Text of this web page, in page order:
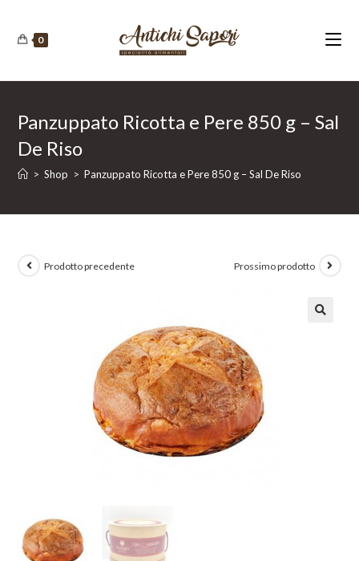
contenuto
0
Panzuppato Ricotta e Pere 850 g – Sal
De Riso
> Shop > Panzuppato Ricotta e Pere 850 g – Sal De Riso
Prodotto precedente Prossimo prodotto